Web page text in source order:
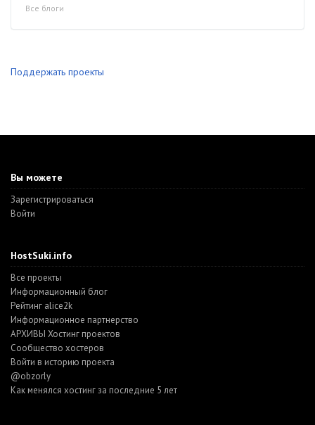
Все блоги
Поддержать проекты
Вы можете
Зарегистрироваться
Войти
HostSuki.info
Все проекты
Информационный блог
Рейтинг alice2k
Информационное партнерство
АРХИВЫ Хостинг проектов
Cообщество хостеров
Войти в историю проекта
@obzorly
Как менялся хостинг за последние 5 лет